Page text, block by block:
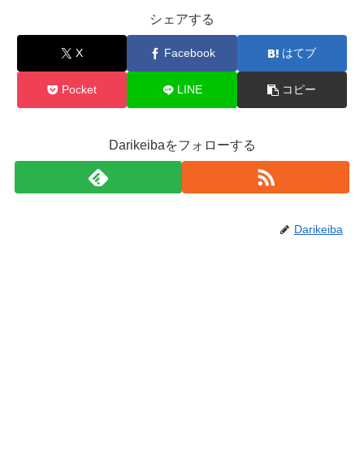
シェアする
X Facebook はてブ
Pocket LINE コピー
Darikeibaをフォローする
Darikeiba